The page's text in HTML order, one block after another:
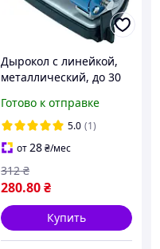
Дырокол с линейкой,
металлический, до 30
Готово к отправке
5.0 (1)
от28₴/мес
280.80₴
312 ₴
Купить